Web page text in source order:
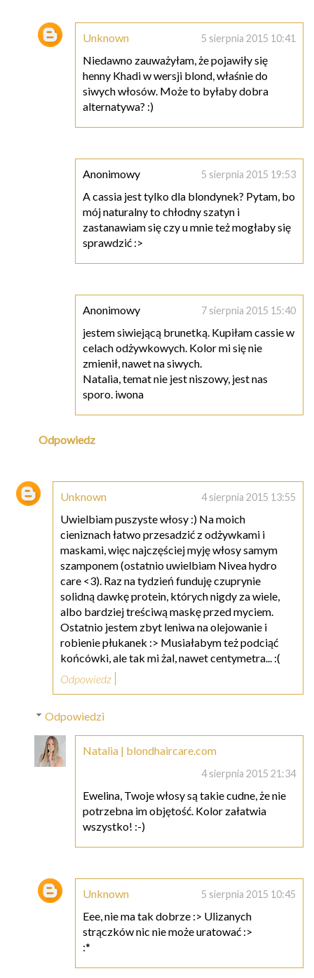
Unknown 5 sierpnia 2015 10:41
Niedawno zauważyłam, że pojawiły się
henny Khadi w wersji blond, właśnie do
siwych włosów. Może to byłaby dobra
alternatywa? :)
Anonimowy 5 sierpnia 2015 19:53
A cassia jest tylko dla blondynek? Pytam, bo
mój naturalny to chłodny szatyn i
zastanawiam się czy u mnie też mogłaby się
sprawdzić :>
Anonimowy 7 sierpnia 2015 15:40
jestem siwiejącą brunetką. Kupiłam cassie w
celach odżywkowych. Kolor mi się nie
zmienił, nawet na siwych.
Natalia, temat nie jest niszowy, jest nas
sporo. iwona
Odpowiedz
Unknown 4 sierpnia 2015 13:55
Uwielbiam puszyste włosy :) Na moich
cieniznach łatwo przesadzić z odżywkami i
maskami, więc najczęściej myję włosy samym
szamponem (ostatnio uwielbiam Nivea hydro
care <3). Raz na tydzień funduję czuprynie
solidną dawkę protein, których nigdy za wiele,
albo bardziej treściwą maskę przed myciem.
Ostatnio jestem zbyt leniwa na olejowanie i
robienie płukanek :> Musiałabym też podciąć
końcówki, ale tak mi żal, nawet centymetra... :(
Odpowiedz
Odpowiedzi
Natalia | blondhaircare.com
4 sierpnia 2015 21:34
Ewelina, Twoje włosy są takie cudne, że nie
potrzebna im objętość. Kolor załatwia
wszystko! :-)
Unknown 5 sierpnia 2015 10:45
Eee, nie ma tak dobrze :> Ulizanych
strączków nic nie może uratować :>
:*